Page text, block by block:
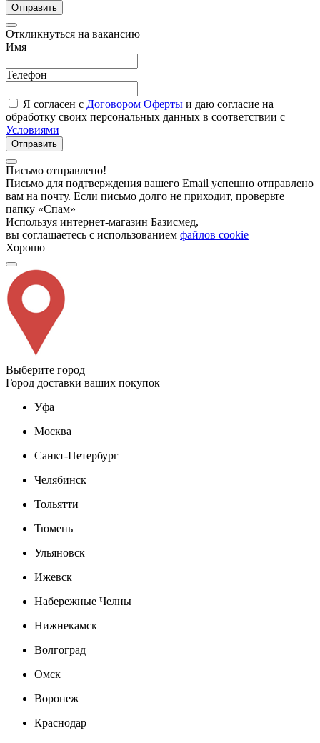
Отправить
Откликнуться на вакансию
Имя
Телефон
Я согласен с Договором Оферты и даю согласие на
обработку своих персональных данных в соответствии с
Условиями
Отправить
Письмо отправлено!
Письмо для подтверждения вашего Email успешно отправлено
вам на почту. Если письмо долго не приходит, проверьте
папку «Спам»
Используя интернет-магазин Базисмед,
вы соглашаетесь с использованием файлов cookie
Хорошо
Выберите город
Город доставки ваших покупок
Уфа
Москва
Санкт-Петербург
Челябинск
Тольятти
Тюмень
Ульяновск
Ижевск
Набережные Челны
Нижнекамск
Волгоград
Омск
Воронеж
Краснодар